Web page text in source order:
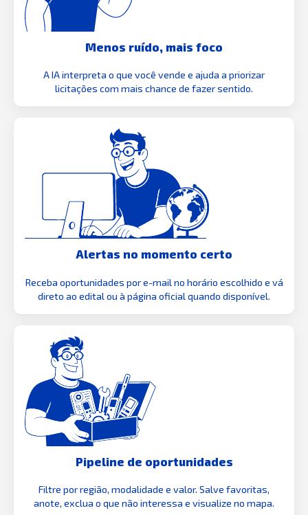
Menos ruído, mais foco
A IA interpreta o que você vende e ajuda a priorizar
licitações com mais chance de fazer sentido.
Alertas no momento certo
Receba oportunidades por e-mail no horário escolhido e vá
direto ao edital ou à página oficial quando disponível.
Pipeline de oportunidades
Filtre por região, modalidade e valor. Salve favoritas,
anote, exclua o que não interessa e visualize no mapa.